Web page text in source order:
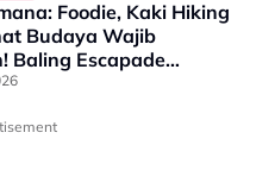
Foodie, Kaki Hiking
Budaya Wajib
Baling Escapade